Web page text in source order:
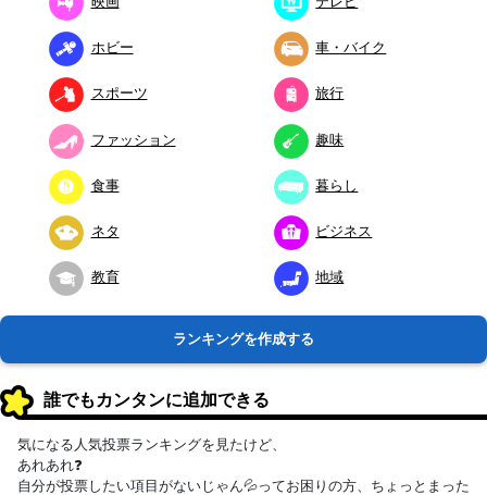
ホビー 車・バイク
スポーツ 旅行
ファッション 趣味
食事 暮らし
ネタ ビジネス
教育 地域
ランキングを作成する
誰でもカンタンに追加できる
気になる人気投票ランキングを見たけど、
あれあれ❓
自分が投票したい項目がないじゃん💦ってお困りの方、ちょっとまった